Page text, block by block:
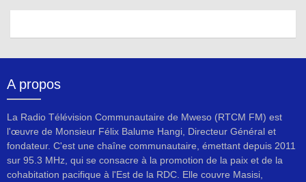
A propos
La Radio Télévision Communautaire de Mweso (RTCM FM) est
l'œuvre de Monsieur Félix Balume Hangi, Directeur Général et
fondateur. C'est une chaîne communautaire, émettant depuis 2011
sur 95.3 MHz, qui se consacre à la promotion de la paix et de la
cohabitation pacifique à l'Est de la RDC. Elle couvre Masisi,